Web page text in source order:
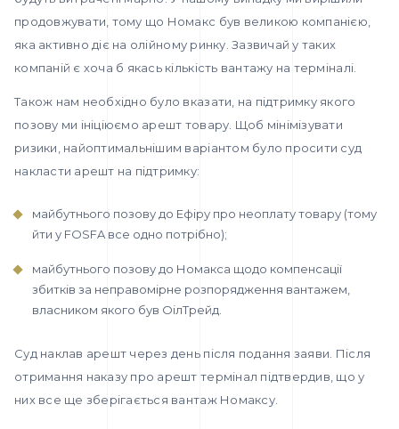
продовжувати, тому що Номакс був великою компанією,
яка активно діє на олійному ринку. Зазвичай у таких
компаній є хоча б якась кількість вантажу на терміналі.
Також нам необхідно було вказати, на підтримку якого
позову ми ініціюємо арешт товару. Щоб мінімізувати
ризики, найоптимальнішим варіантом було просити суд
накласти арешт на підтримку:
майбутнього позову до Ефіру про неоплату товару (тому
йти у FOSFA все одно потрібно);
майбутнього позову до Номакса щодо компенсації
збитків за неправомірне розпорядження вантажем,
власником якого був ОілТрейд.
Суд наклав арешт через день після подання заяви. Після
отримання наказу про арешт термінал підтвердив, що у
них все ще зберігається вантаж Номаксу.